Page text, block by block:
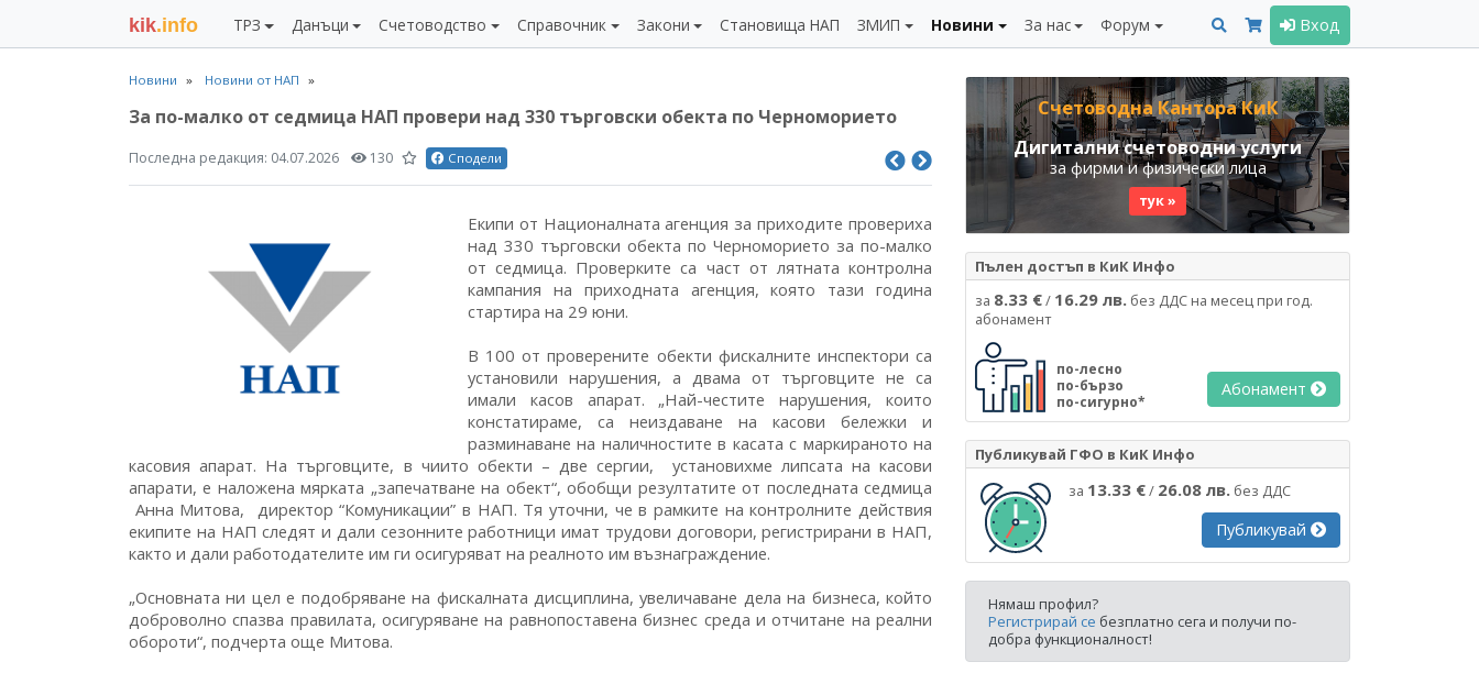
kik.info ТРЗ Данъци Счетоводство Справочник Закони Становища НАП ЗМИП Новини За нас Форум Вход
Новини Новини от НАП
За по-малко от седмица НАП провери над 330 търговски обекта по Черноморието
Последна редакция: 04.07.2026 130 Сподели
Екипи от Националната агенция за приходите провериха
над 330 търговски обекта по Черноморието за по-малко
от седмица. Проверките са част от лятната контролна
кампания на приходната агенция, която тази година
стартира на 29 юни.
В 100 от проверените обекти фискалните инспектори са
установили нарушения, а двама от търговците не са
имали касов апарат. „Най-честите нарушения, които
констатираме, са неиздаване на касови бележки и
разминаване на наличностите в касата с маркираното на
касовия апарат. На търговците, в чиито обекти – две сергии, установихме липсата на касови
апарати, е наложена мярката „запечатване на обект“, обобщи резултатите от последната седмица
Анна Митова, директор “Комуникации” в НАП. Тя уточни, че в рамките на контролните действия
екипите на НАП следят и дали сезонните работници имат трудови договори, регистрирани в НАП,
както и дали работодателите им ги осигуряват на реалното им възнаграждение.
„Основната ни цел е подобряване на фискалната дисциплина, увеличаване дела на бизнеса, който
доброволно спазва правилата, осигуряване на равнопоставена бизнес среда и отчитане на реални
обороти“, подчерта още Митова.
Счетоводна Кантора КиК
Дигитални счетоводни услуги
за фирми и физически лица
тук »
Пълен достъп в КиК Инфо
за 8.33 €/ 16.29 лв. без ДДС на месец при год.
абонамент
по-лесно
по-бързо
по-сигурно*
Абонамент
Публикувай ГФО в КиК Инфо
за 13.33 €/ 26.08 лв. без ДДС
Публикувай
Нямаш профил?
Регистрирай се безплатно сега и получи по-
добра функционалност!